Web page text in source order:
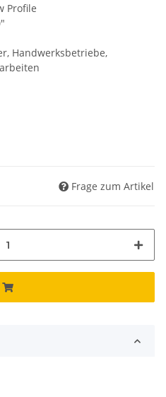
Profile
Handwerksbetriebe,
Frage zum Artikel